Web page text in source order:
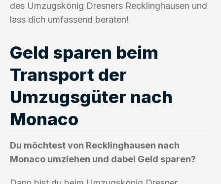
des Umzugskönig Dresners Recklinghausen und
lass dich umfassend beraten!
Geld sparen beim
Transport der
Umzugsgüter nach
Monaco
Du möchtest von Recklinghausen nach
Monaco umziehen und dabei Geld sparen?